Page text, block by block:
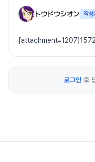
トウドウシオン 작성
로그인 후